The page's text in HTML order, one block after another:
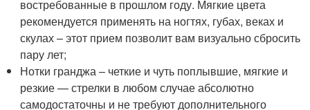
востребованные в прошлом году. Мягкие цвета
рекомендуется применять на ногтях, губах, веках и
скулах – этот прием позволит вам визуально сбросить
пару лет;
Нотки гранджа – четкие и чуть поплывшие, мягкие и
резкие — стрелки в любом случае абсолютно
самодостаточны и не требуют дополнительного